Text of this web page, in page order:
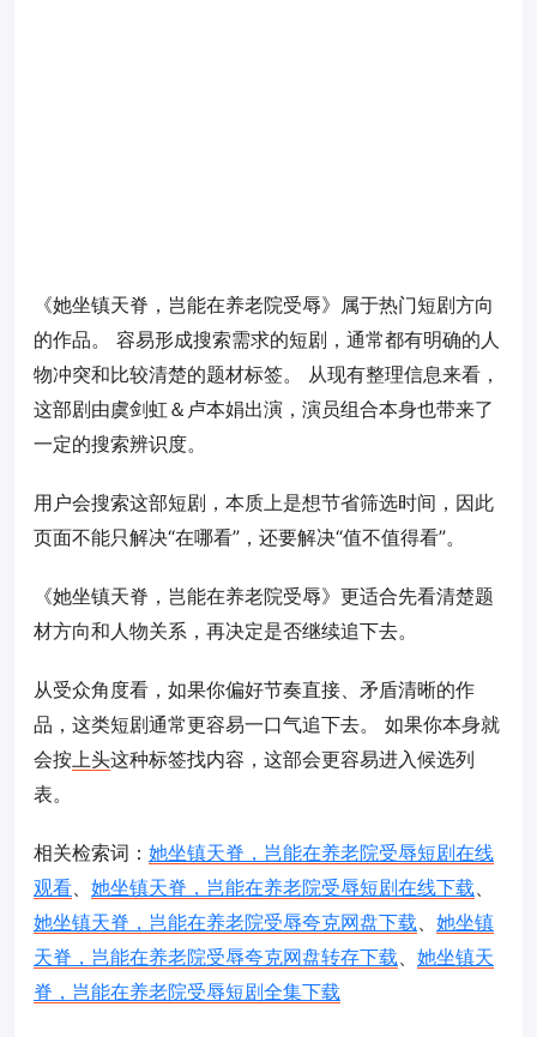
《她坐镇天脊，岂能在养老院受辱》属于热门短剧方向
的作品。 容易形成搜索需求的短剧，通常都有明确的人
物冲突和比较清楚的题材标签。 从现有整理信息来看，
这部剧由虞剑虹＆卢本娟出演，演员组合本身也带来了
一定的搜索辨识度。
用户会搜索这部短剧，本质上是想节省筛选时间，因此
页面不能只解决“在哪看”，还要解决“值不值得看”。
《她坐镇天脊，岂能在养老院受辱》更适合先看清楚题
材方向和人物关系，再决定是否继续追下去。
从受众角度看，如果你偏好节奏直接、矛盾清晰的作
品，这类短剧通常更容易一口气追下去。 如果你本身就
会按上头这种标签找内容，这部会更容易进入候选列
表。
相关检索词： 她坐镇天脊，岂能在养老院受辱短剧在线
观看、 她坐镇天脊，岂能在养老院受辱短剧在线下载、
她坐镇天脊，岂能在养老院受辱夸克网盘下载、 她坐镇
天脊，岂能在养老院受辱夸克网盘转存下载、 她坐镇天
脊，岂能在养老院受辱短剧全集下载